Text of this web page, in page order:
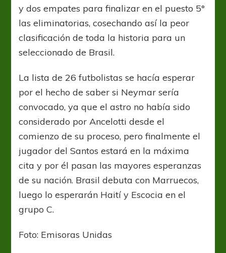
y dos empates para finalizar en el puesto 5°
las eliminatorias, cosechando así la peor
clasificación de toda la historia para un
seleccionado de Brasil.
La lista de 26 futbolistas se hacía esperar
por el hecho de saber si Neymar sería
convocado, ya que el astro no había sido
considerado por Ancelotti desde el
comienzo de su proceso, pero finalmente el
jugador del Santos estará en la máxima
cita y por él pasan las mayores esperanzas
de su nación. Brasil debuta con Marruecos,
luego lo esperarán Haití y Escocia en el
grupo C.
Foto: Emisoras Unidas